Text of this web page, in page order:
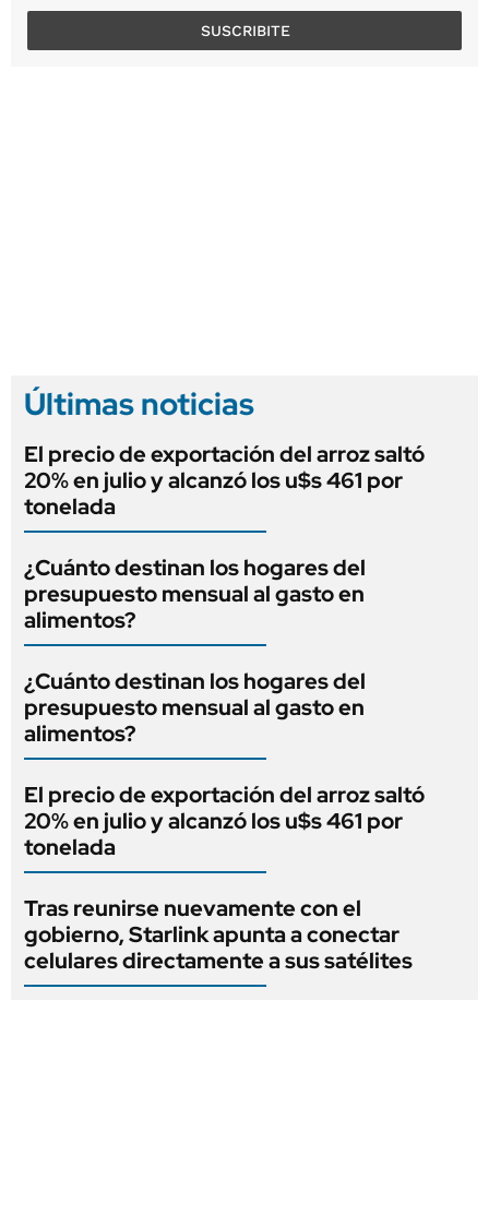
SUSCRIBITE
Últimas noticias
El precio de exportación del arroz saltó
20% en julio y alcanzó los u$s 461 por
tonelada
¿Cuánto destinan los hogares del
presupuesto mensual al gasto en
alimentos?
¿Cuánto destinan los hogares del
presupuesto mensual al gasto en
alimentos?
El precio de exportación del arroz saltó
20% en julio y alcanzó los u$s 461 por
tonelada
Tras reunirse nuevamente con el
gobierno, Starlink apunta a conectar
celulares directamente a sus satélites